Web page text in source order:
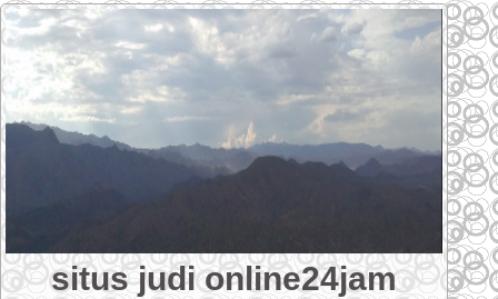
Skip
to
content
situs judi online24jam